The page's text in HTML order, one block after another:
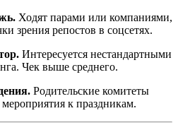
Ходят парами или компаниями,
зрения репостов в соцсетях.
Интересуется нестандартными
Чек выше среднего.
Родительские комитеты
к праздникам.